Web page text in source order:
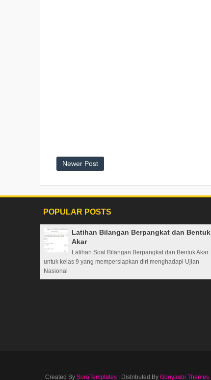
Newer Post
POPULAR POSTS
Latihan Bilangan Berpangkat dan Bentuk
Akar
Latihan Soal Bilangan Berpangkat dan Bentuk Akar
untuk kelas 9 yang mempersiapkan diri menghadapi Ujian
Nasional
Created By SoraTemplates | Distributed By Gooyaabi Themes